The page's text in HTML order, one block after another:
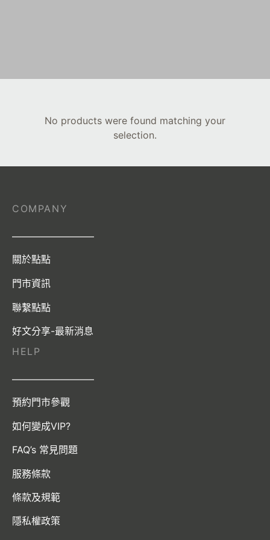
No products were found matching your
selection.
HELP
————————–
預約門市參觀
如何變成VIP?
FAQ’s 常見問題
服務條款
條款及規範
隱私權政策
COMPANY
————————–
關於點點
門市資訊
聯繫點點
好文分享-最新消息